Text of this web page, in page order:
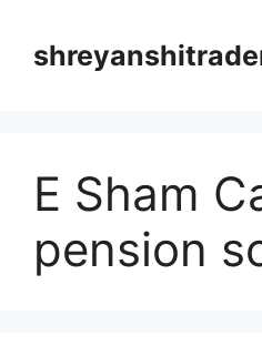
content
E Sham
pension